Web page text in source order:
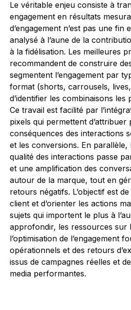
Le véritable enjeu consiste à
engagement en résultats
d’engagement n’est pas une fin
analysé à l’aune de la
à la fidélisation. Les meilleures
recommandent de construire
segmentent l’engagement par
format (shorts, carrousels,
d’identifier les combinaisons
Ce travail est facilité par
pixels qui permettent d’attribuer
conséquences des interactions
et les conversions. En parallèle,
qualité des interactions passe
et une amplification des
autour de la marque, tout en
retours négatifs. L’objectif est
client et d’orienter les actions
sujets qui importent le plus à
approfondir, les ressources sur
l’optimisation de l’engagement
opérationnels et des retours
issus de campagnes réelles et
media performantes.